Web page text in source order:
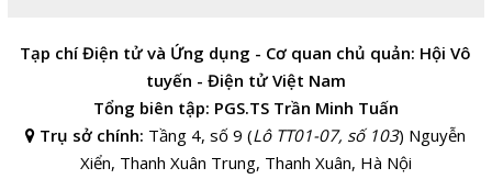
Tạp chí Điện tử và Ứng dụng - Cơ quan chủ quản: Hội Vô
tuyến - Điện tử Việt Nam
Tổng biên tập: PGS.TS Trần Minh Tuấn
Trụ sở chính: Tầng 4, số 9 (Lô TT01-07, số 103) Nguyễn
Xiển, Thanh Xuân Trung, Thanh Xuân, Hà Nội